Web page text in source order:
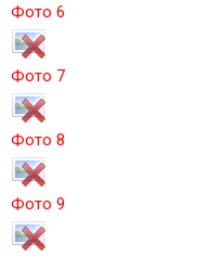
Фото 6
Фото 7
Фото 8
Фото 9